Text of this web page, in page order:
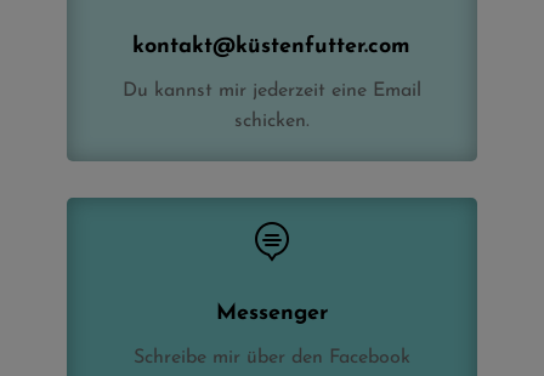
kontakt@küstenfutter.com
Du kannst mir jederzeit eine Email
schicken.

Messenger
Schreibe mir über den Facebook